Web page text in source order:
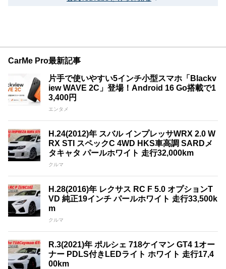
CarMe Pro最新記事
片手で使いやすい5インチ小型スマホ「Blackv
iew WAVE 2C」登場！Android 16 Go搭載で1
3,400円
エンタメ
H.24(2012)年 スバル インプレッサWRX 2.0 W
RX STI スペックC 4WD HKS車高調 SARDメ
タキャタ パールホワイト 走行32,000km
クルマ
H.28(2016)年 レクサス RC F 5.0 オプションT
VD 純正19インチ パールホワイト 走行33,500k
m
クルマ
R.3(2021)年 ポルシェ 718ケイマン GT4 1オー
ナー PDLS付きLEDライト ホワイト 走行17,4
00km